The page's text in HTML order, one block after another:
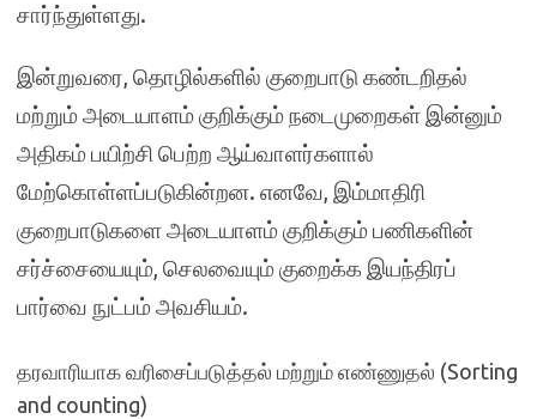
சார்ந்துள்ளது.
இன்றுவரை, தொழில்களில் குறைபாடு கண்டறிதல்
மற்றும் அடையாளம் குறிக்கும் நடைமுறைகள் இன்னும்
அதிகம் பயிற்சி பெற்ற ஆய்வாளர்களால்
மேற்கொள்ளப்படுகின்றன. எனவே, இம்மாதிரி
குறைபாடுகளை அடையாளம் குறிக்கும் பணிகளின்
சர்ச்சையையும், செலவையும் குறைக்க இயந்திரப்
பார்வை நுட்பம் அவசியம்.
தரவாரியாக வரிசைப்படுத்தல் மற்றும் எண்ணுதல் (Sorting
and counting)